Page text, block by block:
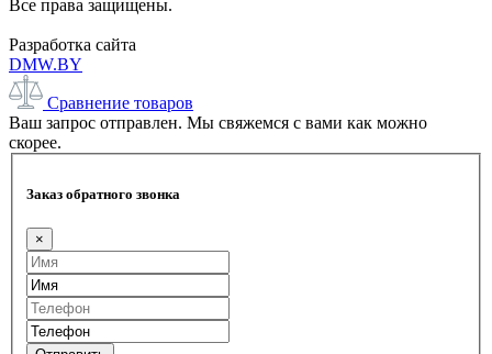
Все права защищены.
Разработка сайта
DMW.BY
Сравнение товаров
Ваш запрос отправлен. Мы свяжемся с вами как можно
скорее.
Заказ обратного звонка
×